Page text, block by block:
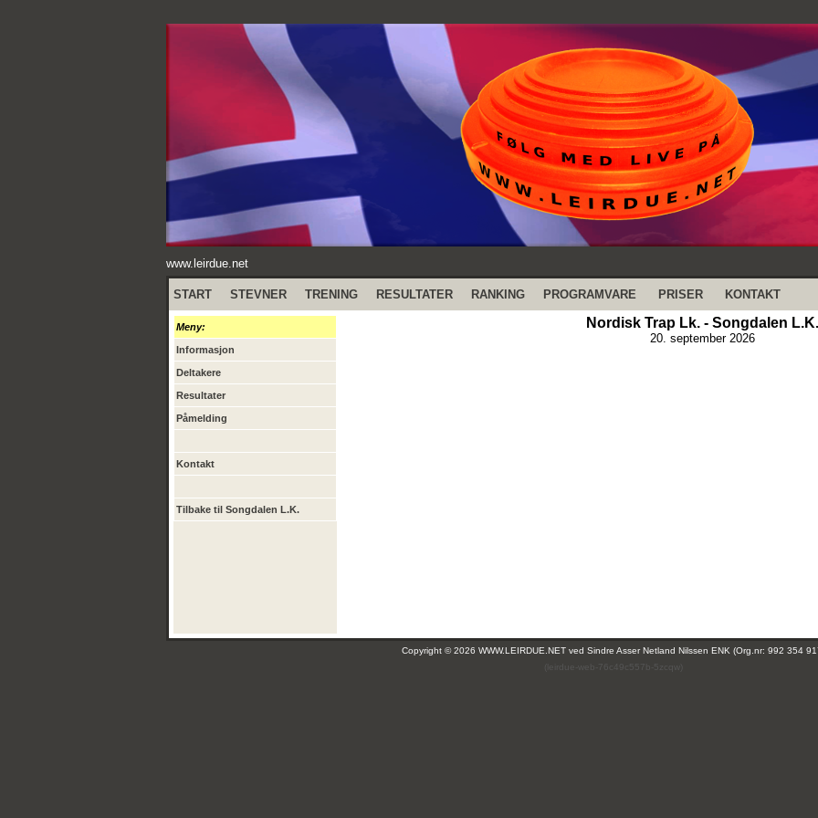
www.leirdue.net
START STEVNER TRENING RESULTATER RANKING PROGRAMVARE PRISER KONTAKT
Meny:
Informasjon
Deltakere
Resultater
Påmelding
Kontakt
Tilbake til Songdalen L.K.
Nordisk Trap Lk. - Songdalen L.K.
20. september 2026
Copyright © 2026 WWW.LEIRDUE.NET ved Sindre Asser Netland Nilssen ENK (Org.nr: 992 354
(leirdue-web-76c49c557b-5zcqw)